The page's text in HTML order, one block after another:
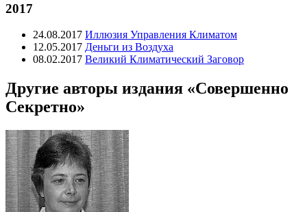
2017
24.08.2017 Иллюзия Управления Климатом
12.05.2017 Деньги из Воздуха
08.02.2017 Великий Климатический Заговор
Другие авторы издания «Совершенно
Секретно»